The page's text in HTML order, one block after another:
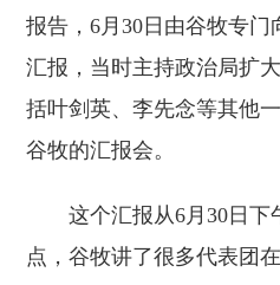
报告，6月30日由谷牧专
汇报，当时主持政治局扩
括叶剑英、李先念等其他
谷牧的汇报会。
这个汇报从6月30日下
点，谷牧讲了很多代表团